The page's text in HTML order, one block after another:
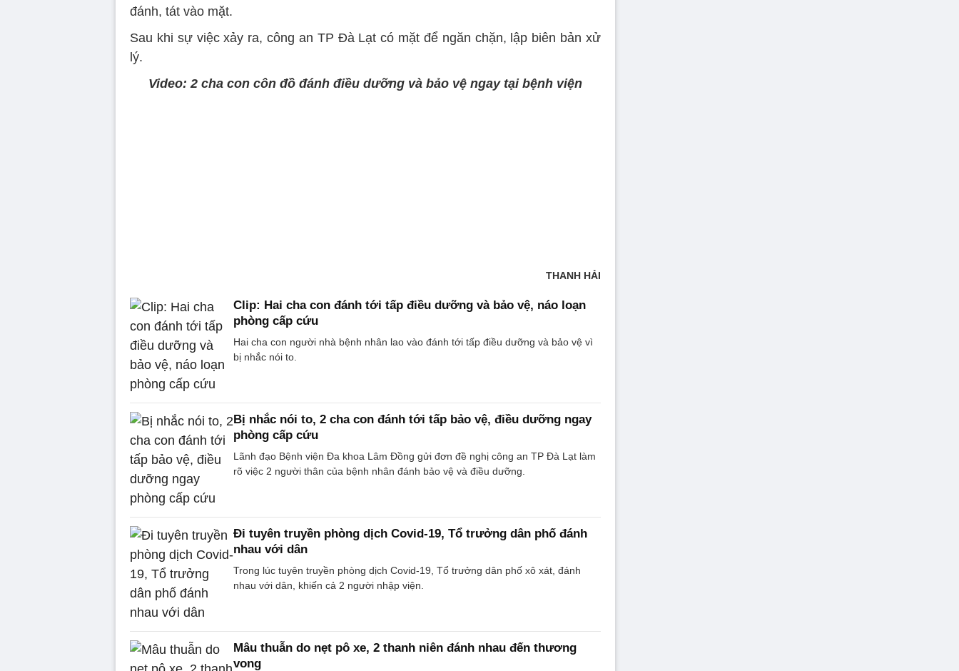
đánh, tát vào mặt.
Sau khi sự việc xảy ra, công an TP Đà Lạt có mặt để ngăn chặn, lập biên bản xử
lý.
Video: 2 cha con côn đồ đánh điều dưỡng và bảo vệ ngay tại bệnh viện
THANH HẢI
Clip: Hai cha con đánh tới tấp điều dưỡng và bảo vệ, náo loạn
phòng cấp cứu
Hai cha con người nhà bệnh nhân lao vào đánh tới tấp điều dưỡng và bảo vệ vì
bị nhắc nói to.
Bị nhắc nói to, 2 cha con đánh tới tấp bảo vệ, điều dưỡng ngay
phòng cấp cứu
Lãnh đạo Bệnh viện Đa khoa Lâm Đồng gửi đơn đề nghị công an TP Đà Lạt làm
rõ việc 2 người thân của bệnh nhân đánh bảo vệ và điều dưỡng.
Đi tuyên truyền phòng dịch Covid-19, Tổ trưởng dân phố đánh
nhau với dân
Trong lúc tuyên truyền phòng dịch Covid-19, Tổ trưởng dân phố xô xát, đánh
nhau với dân, khiến cả 2 người nhập viện.
Mâu thuẫn do nẹt pô xe, 2 thanh niên đánh nhau đến thương
vong